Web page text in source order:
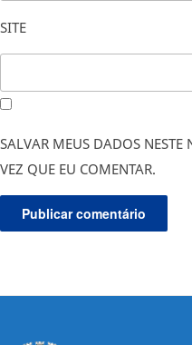
SITE
SALVAR MEUS DADOS
VEZ QUE EU COMENTAR.